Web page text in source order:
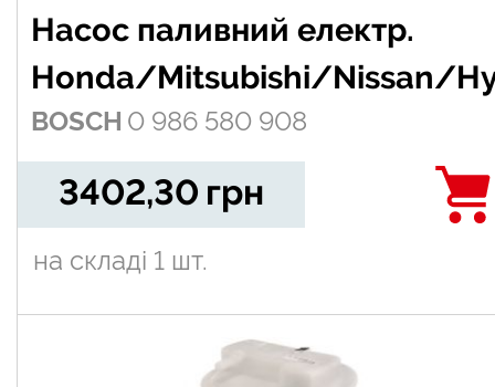
Насос паливний електр.
Honda/Mitsubishi/Nissan/
BOSCH 0 986 580 908
3402,30 грн
на складі 1 шт.